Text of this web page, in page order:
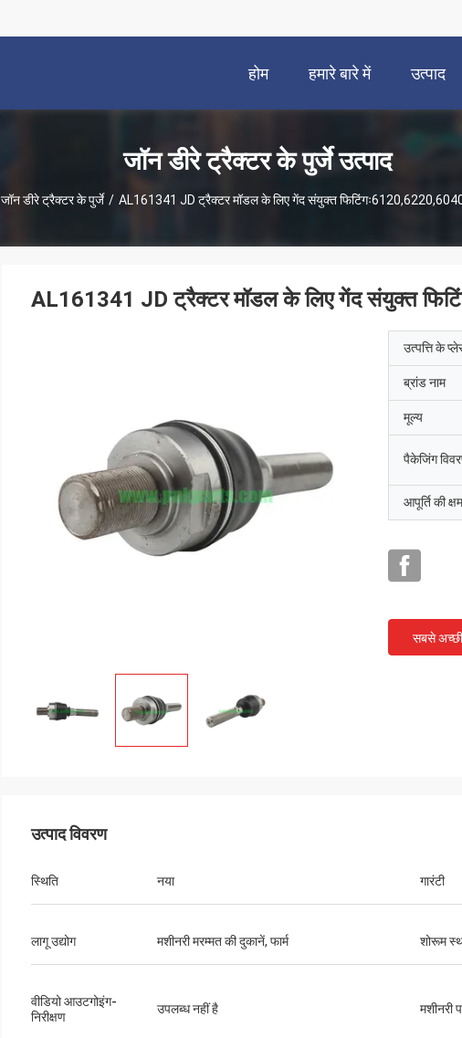
होम हमारे बारे में उत्पाद
जॉन डीरे ट्रैक्टर के पुर्जे उत्पाद
जॉन डीरे ट्रैक्टर के पुर्जे / AL161341 JD ट्रैक्टर मॉडल के लिए गेंद संयुक्त
AL161341 JD ट्रैक्टर मॉडल के लिए गेंद संयुक्त
उत्पत्ति के
ब्रांड नाम
मूल्य
पैकेजिंग
आपूर्ति की
सबसे
उत्पाद विवरण
स्थि‍ति नया गारंटी
लागू उद्योग मशीनरी मरम्मत की दुकानें, फार्म शोरूम
वीडियो आउटगोइंग-
निरीक्षण
उपलब्ध नहीं है मशीनरी